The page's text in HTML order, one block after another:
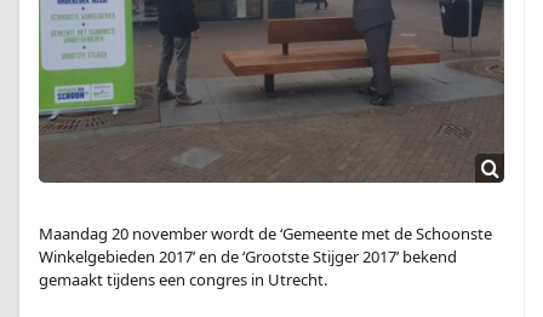
Maandag 20 november wordt de ‘Gemeente met de Schoonste
Winkelgebieden 2017’ en de ‘Grootste Stijger 2017’ bekend
gemaakt tijdens een congres in Utrecht.